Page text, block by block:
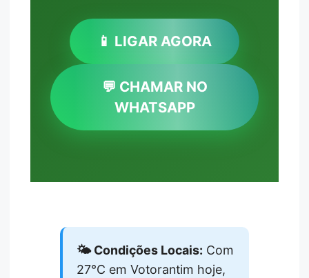
📱 LIGAR AGORA
💬 CHAMAR NO
WHATSAPP
🌤️ Condições Locais: Com
27°C em Votorantim hoje,